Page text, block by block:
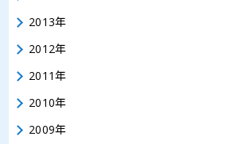
2013年
2012年
2011年
2010年
2009年